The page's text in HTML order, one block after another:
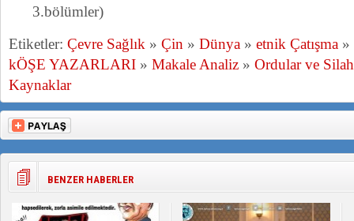
3.bölümler)
Etiketler: Çevre Sağlık » Çin » Dünya » etnik Çatışma »
kÖŞE YAZARLARI » Makale Analiz » Ordular ve
Kaynaklar
BENZER HABERLER